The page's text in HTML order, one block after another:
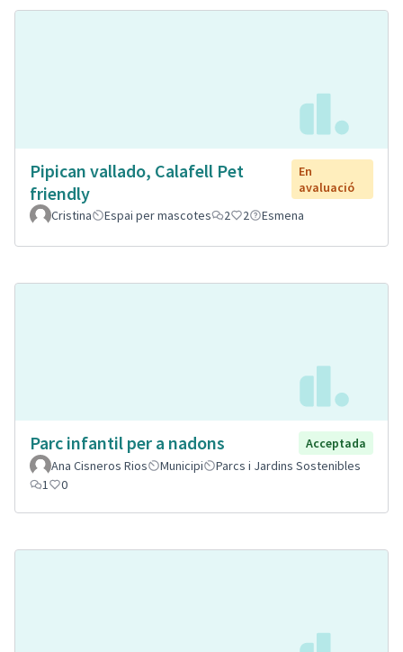
Pipican vallado, Calafell Pet
friendly
En
avaluació
Cristina
Espai per mascotes 2 2 Esmena
Parc infantil per a nadons
Acceptada
Ana Cisneros Rios
Municipi
Parcs i Jardins Sostenibles
1
0